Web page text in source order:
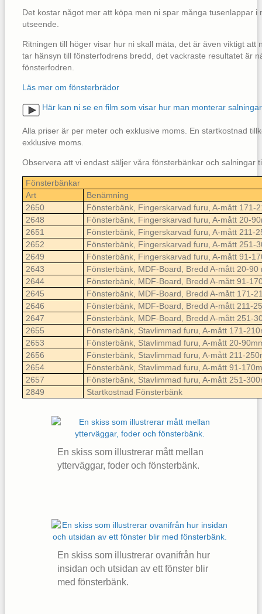
Det kostar något mer att köpa men ni spar många tusenlappar
utseende.
Ritningen till höger visar hur ni skall mäta, det är även viktigt
tar hänsyn till fönsterfodrens bredd, det vackraste resultatet är
fönsterfodren.
Läs mer om fönsterbrädor
Här kan ni se en film som visar hur man monterar
Alla priser är per meter och exklusive moms. En startkostnad
exklusive moms.
Observera att vi endast säljer våra fönsterbänkar och salningar
Fönsterbänkar
Art
Benämning
2650
Fönsterbänk, Fingerskarvad furu, A-mått 171-
2648
Fönsterbänk, Fingerskarvad furu, A-mått 20-
2651
Fönsterbänk, Fingerskarvad furu, A-mått 211-
2652
Fönsterbänk, Fingerskarvad furu, A-mått 251-
2649
Fönsterbänk, Fingerskarvad furu, A-mått 91-
2643
Fönsterbänk, MDF-Board, Bredd A-mått 20-90
2644
Fönsterbänk, MDF-Board, Bredd A-mått 91-
2645
Fönsterbänk, MDF-Board, Bredd A-mått 171-
2646
Fönsterbänk, MDF-Board, Bredd A-mått 211-
2647
Fönsterbänk, MDF-Board, Bredd A-mått 251-
2655
Fönsterbänk, Stavlimmad furu, A-mått 171-
2653
Fönsterbänk, Stavlimmad furu, A-mått 20-
2656
Fönsterbänk, Stavlimmad furu, A-mått 211-
2654
Fönsterbänk, Stavlimmad furu, A-mått 91-
2657
Fönsterbänk, Stavlimmad furu, A-mått 251-
2849
Startkostnad Fönsterbänk
En skiss som illustrerar mått mellan
ytterväggar, foder och fönsterbänk.
En skiss som illustrerar ovanifrån hur
insidan och utsidan av ett fönster blir
med fönsterbänk.